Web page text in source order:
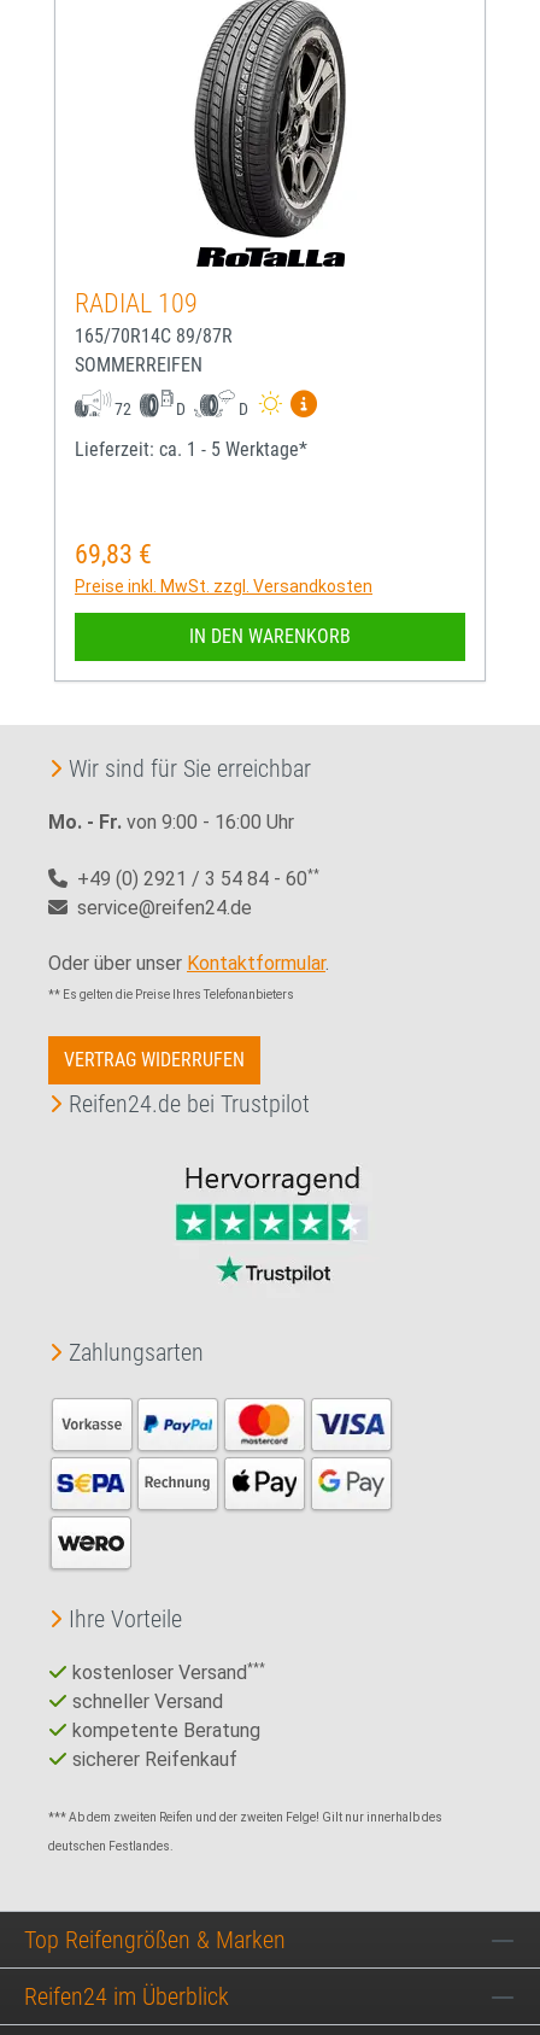
RADIAL 109
165/70R14C 89/87R
SOMMERREIFEN
72 D D
Mehr Informationen zum
Lieferzeit: ca. 1 - 5 Werktage*
Regulärer Preis:
69,83 €
Preise inkl. MwSt. zzgl. Versandkosten
IN DEN WARENKORB
Wir sind für Sie erreichbar
Mo. - Fr. von 9:00 - 16:00 Uhr
+49 (0) 2921 / 3 54 84 - 60**
service@reifen24.de
Oder über unser Kontaktformular.
** Es gelten die Preise Ihres Telefonanbieters
VERTRAG WIDERRUFEN
Reifen24.de bei Trustpilot
Zahlungsarten
Ihre Vorteile
kostenloser Versand***
schneller Versand
kompetente Beratung
sicherer Reifenkauf
*** Ab dem zweiten Reifen und der zweiten Felge! Gilt nur innerhalb des
deutschen Festlandes.
Top Reifengrößen & Marken
Reifen24 im Überblick